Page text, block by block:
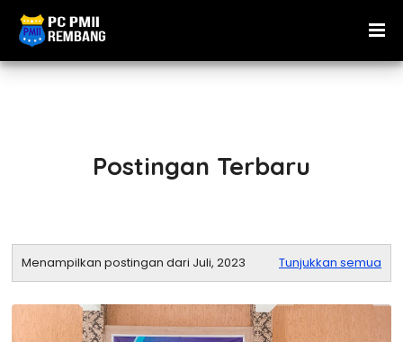
Postingan Terbaru
Menampilkan postingan dari Juli, 2023 Tunjukkan semua